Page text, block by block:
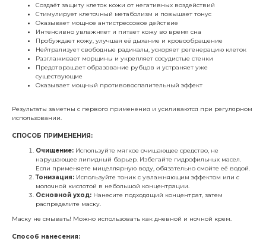
Создаёт защиту клеток кожи от негативных воздействий
Стимулирует клеточный метаболизм и повышает тонус
Оказывает мощное антистрессовое действие
Интенсивно увлажняет и питает кожу во время сна
Пробуждает кожу, улучшая её дыхание и кровообращение
Нейтрализует свободные радикалы, ускоряет регенерацию клеток
Разглаживает морщины и укрепляет сосудистые стенки
Предотвращает образование рубцов и устраняет уже
существующие
Оказывает мощный противовоспалительный эффект
Результаты заметны с первого применения и усиливаются при регулярном
использовании.
СПОСОБ ПРИМЕНЕНИЯ:
Очищение: Используйте мягкое очищающее средство, не
нарушающее липидный барьер. Избегайте гидрофильных масел.
Если применяете мицеллярную воду, обязательно смойте её водой.
Тонизация: Используйте тоник с увлажняющим эффектом или с
молочной кислотой в небольшой концентрации.
Основной уход: Нанесите подходящий концентрат, затем
распределите маску.
Маску не смывать! Можно использовать как дневной и ночной крем.
Способ нанесения: